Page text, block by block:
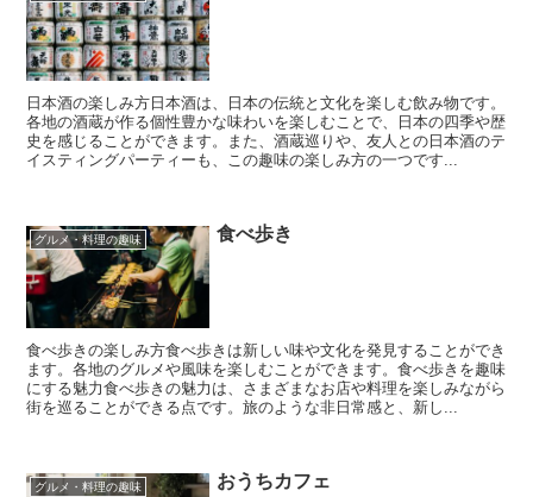
日本酒の楽しみ方日本酒は、日本の伝統と文化を楽しむ飲み物です。
各地の酒蔵が作る個性豊かな味わいを楽しむことで、日本の四季や歴
史を感じることができます。また、酒蔵巡りや、友人との日本酒のテ
イスティングパーティーも、この趣味の楽しみ方の一つです...
グルメ・料理の趣味 食べ歩き
食べ歩きの楽しみ方食べ歩きは新しい味や文化を発見することができ
ます。各地のグルメや風味を楽しむことができます。食べ歩きを趣味
にする魅力食べ歩きの魅力は、さまざまなお店や料理を楽しみながら
街を巡ることができる点です。旅のような非日常感と、新し...
グルメ・料理の趣味 おうちカフェ